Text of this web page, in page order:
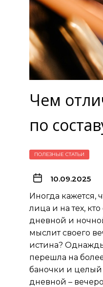
Чем
по
ПОЛЕЗНЫЕ СТАТЬИ
10.09.2025
Иногда кажется,
лица и на тех,
дневной и
мыслит своего
истина? Однажды
перешла на
баночки и целый
дневной –